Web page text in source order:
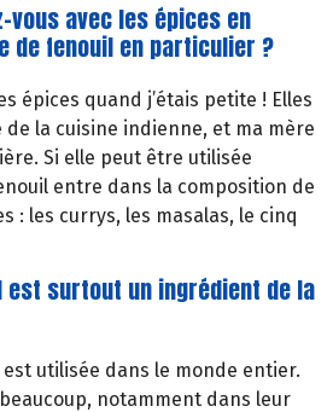
vous avec les épices en
de fenouil en particulier ?
épices quand j’étais petite ! Elles
la cuisine indienne, et ma mère
Si elle peut être utilisée
entre dans la composition de
: les currys, les masalas, le cinq
est surtout un ingrédient de la
est utilisée dans le monde entier.
notamment dans leur